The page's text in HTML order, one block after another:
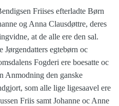
Friises efterladte Børn
og Anna Clausdøttre, deres
at de alle ere den sal.
Jørgendatters egtebørn oc
Fogderi ere boesatte oc
Anmodning den ganske
som alle lige ligesaavel ere
Friis samt Johanne oc Anne